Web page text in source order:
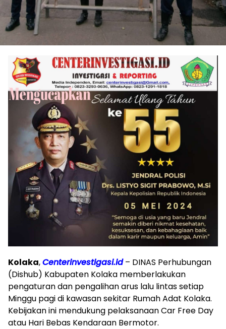
Kolaka,Centerinvestigasi.id– DINAS Perhubungan
(Dishub) Kabupaten Kolaka memberlakukan
pengaturan dan pengalihan arus lalu lintas setiap
Minggu pagi di kawasan sekitar Rumah Adat Kolaka.
Kebijakan ini mendukung pelaksanaan Car Free Day
atau Hari Bebas Kendaraan Bermotor.